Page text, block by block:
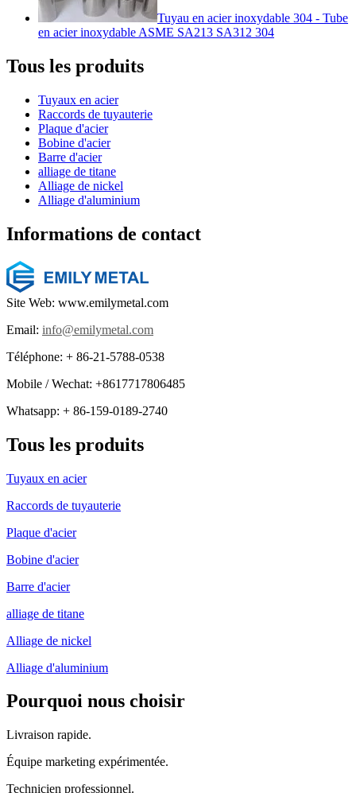
Tuyau en acier inoxydable 304 - Tube
en acier inoxydable ASME SA213 SA312 304
Tous les produits
Tuyaux en acier
Raccords de tuyauterie
Plaque d'acier
Bobine d'acier
Barre d'acier
alliage de titane
Alliage de nickel
Alliage d'aluminium
Informations de contact
Site Web: www.emilymetal.com
Email: info@emilymetal.com
Téléphone: + 86-21-5788-0538
Mobile / Wechat: +8617717806485
Whatsapp: + 86-159-0189-2740
Tous les produits
Tuyaux en acier
Raccords de tuyauterie
Plaque d'acier
Bobine d'acier
Barre d'acier
alliage de titane
Alliage de nickel
Alliage d'aluminium
Pourquoi nous choisir
Livraison rapide.
Équipe marketing expérimentée.
Technicien professionnel.